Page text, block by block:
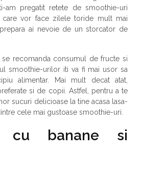
am pregatit retete de smoothie-uri
care vor face zilele toride mult mai
ai nevoie de un storcator de
se recomanda consumul de fructe si
smoothie-urilor iti va fi mai usor sa
alimentar. Mai mult decat atat,
si de copii. Astfel, pentru a te
sucuri delicioase la tine acasa lasa-
cele mai gustoase smoothie-uri.
cu banane si